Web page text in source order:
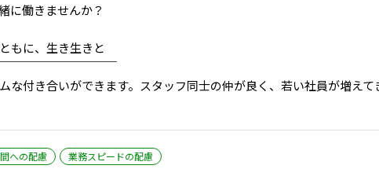
に働きませんか？
もに、生き生きと
￣￣￣￣￣￣￣￣￣
な付き合いができます。スタッフ同士の仲が良く、若い社員が増え
への配慮 業務スピードの配慮